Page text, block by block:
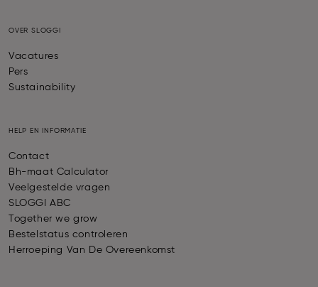
OVER SLOGGI
Vacatures
Pers
Sustainability
HELP EN INFORMATIE
Contact
Bh-maat Calculator
Veelgestelde vragen
SLOGGI ABC
Together we grow
Bestelstatus controleren
Herroeping Van De Overeenkomst